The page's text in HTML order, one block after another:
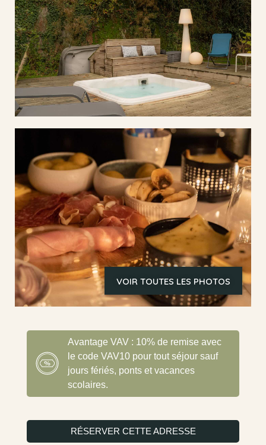
VOIR TOUTES LES PHOTOS
Avantage VAV : 10% de remise avec
le code VAV10 pour tout séjour sauf
jours fériés, ponts et vacances
scolaires.
RÉSERVER CETTE ADRESSE